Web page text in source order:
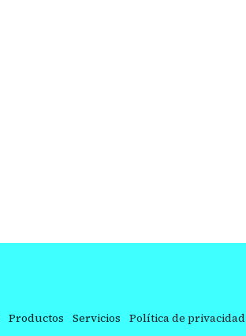
Productos Servicios Política de privacidad